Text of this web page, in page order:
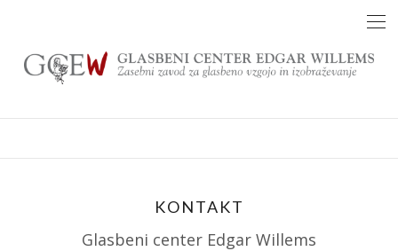
content
KONTAKT
Glasbeni center Edgar Willems